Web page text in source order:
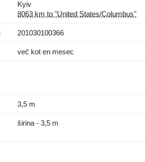
Kyiv
8063 km to "United States/Columbus"
201030100366
več kot en mesec
3,5 m
širina - 3,5 m